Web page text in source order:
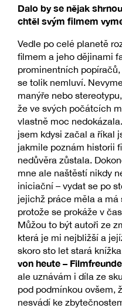
Dalo by se nějak
chtěl svým filmem
Vedle po celé planetě
filmem a jeho dějinami
prominentních
se tolik nemluví.
manýře nebo
že ve svých počátcích
vlastně moc
jsem kdysi začal a říkal
jakmile poznám historii
nedůvěra zůstala.
mne ale naštěstí nikdy
iniciační – vydat se po
jejichž práce měla a má
protože se prokáže v
Můžou to být autoři ze
která je mi nejbližší a
skoro sto let stará
von heute –
ale uznávám i díla ze
pod podmínkou ovšem,
nesvádí ke